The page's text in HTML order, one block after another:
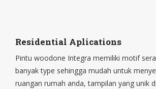
Residential Aplications
Pintu woodone Integra memiliki motif
banyak type sehingga mudah untuk
ruangan rumah anda, tampilan yang unik